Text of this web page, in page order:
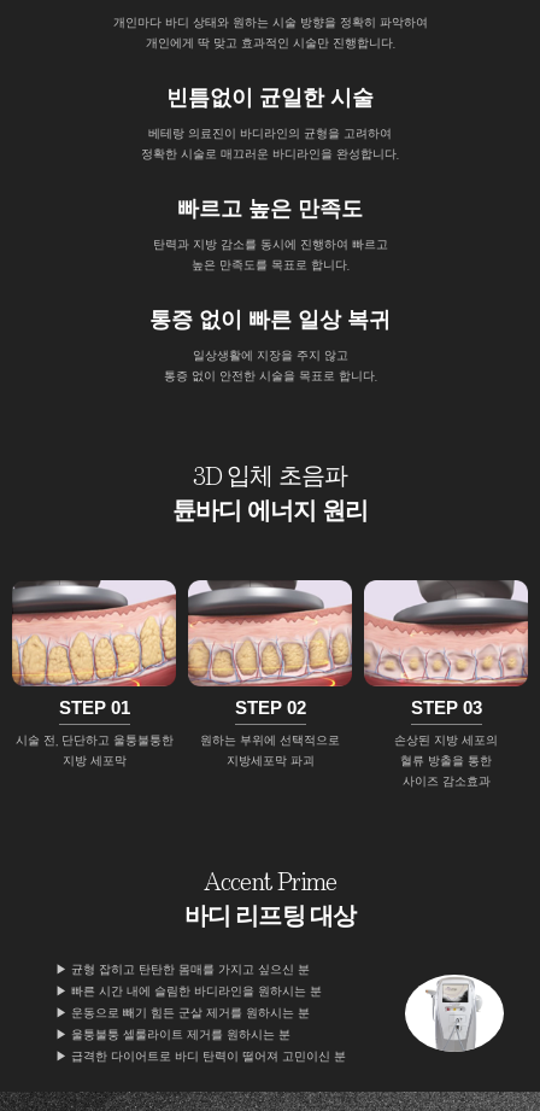
개인마다 바디 상태와 원하는 시술 방향을 정확히 파악하여
개인에게 딱 맞고 효과적인 시술만 진행합니다.
빈틈없이 균일한 시술
베테랑 의료진이 바디라인의 균형을 고려하여
정확한 시술로 매끄러운 바디라인을 완성합니다.
빠르고 높은 만족도
탄력과 지방 감소를 동시에 진행하여 빠르고
높은 만족도를 목표로 합니다.
통증 없이 빠른 일상 복귀
일상생활에 지장을 주지 않고
통증 없이 안전한 시술을 목표로 합니다.
3D 입체 초음파
튠바디 에너지 원리
STEP 01
시술 전, 단단하고 울퉁불퉁한
지방 세포막
STEP 02
원하는 부위에 선택적으로
지방세포막 파괴
STEP 03
손상된 지방 세포의
혈류 방출을 통한
사이즈 감소효과
Accent Prime
바디 리프팅 대상
▶ 균형 잡히고 탄탄한 몸매를 가지고 싶으신 분
▶ 빠른 시간 내에 슬림한 바디라인을 원하시는 분
▶ 운동으로 빼기 힘든 군살 제거를 원하시는 분
▶ 울퉁불퉁 셀룰라이트 제거를 원하시는 분
▶ 급격한 다이어트로 바디 탄력이 떨어져 고민이신 분